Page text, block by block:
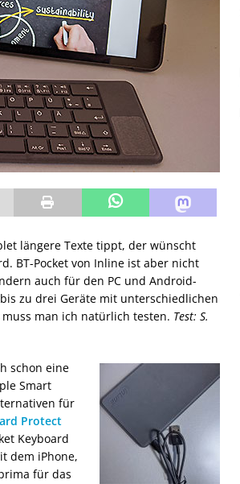
längere Texte tippt, der wünscht
BT-Pocket von Inline ist aber nicht
auch für den PC und Android-
zu drei Geräte mit unterschiedlichen
man ich natürlich testen. Test: S.
schon eine
Smart
für
Protect
Keyboard
dem iPhone,
für das